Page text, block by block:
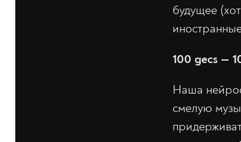
будущее
100 gecs —
Наша
смелую